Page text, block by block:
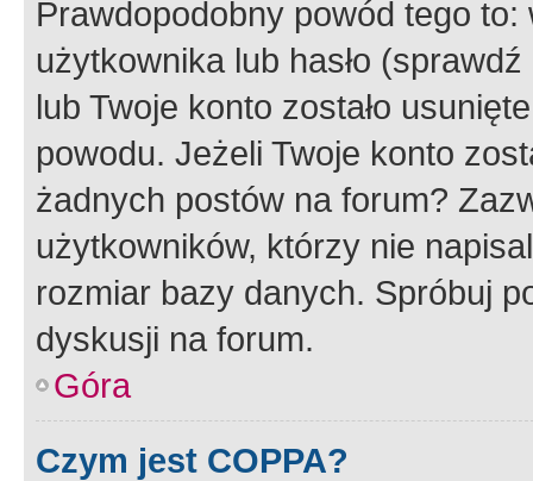
Prawdopodobny powód tego to:
użytkownika lub hasło
lub Twoje konto zostało
powodu. Jeżeli Twoje konto
żadnych postów na forum?
użytkowników, którzy nie
rozmiar bazy danych. Spróbuj
dyskusji na forum.
Góra
Czym jest COPPA?